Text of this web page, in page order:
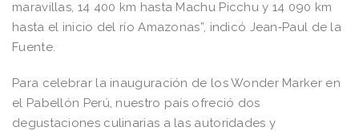
maravillas, 14 400 km hasta Machu Picchu y 14 090 km
hasta el inicio del río Amazonas”, indicó Jean‐Paul de la
Fuente.
Para celebrar la inauguración de los Wonder Marker en
el Pabellón Perú, nuestro país ofreció dos
degustaciones culinarias a las autoridades y